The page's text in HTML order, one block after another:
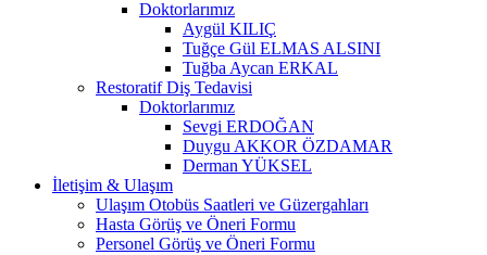
Doktorlarımız
Aygül KILIÇ
Tuğçe Gül ELMAS ALSINI
Tuğba Aycan ERKAL
Restoratif Diş Tedavisi
Doktorlarımız
Sevgi ERDOĞAN
Duygu AKKOR ÖZDAMAR
Derman YÜKSEL
İletişim & Ulaşım
Ulaşım Otobüs Saatleri ve Güzergahları
Hasta Görüş ve Öneri Formu
Personel Görüş ve Öneri Formu